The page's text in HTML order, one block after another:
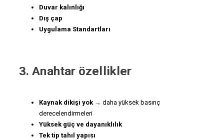
Duvar kalınlığı
Dış çap
Uygulama Standartları
3. Anahtar özellikler
Kaynak dikişi yok→ daha yüksek basınç
derecelendirmeleri
Yüksek güç ve dayanıklılık
Tek tip tahıl yapısı